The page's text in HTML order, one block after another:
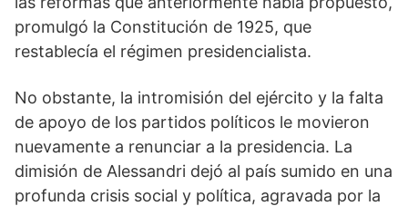
promulgó la Constitución de 1925, que
restablecía el régimen presidencialista.
No obstante, la intromisión del ejército y la falta
de apoyo de los partidos políticos le movieron
nuevamente a renunciar a la presidencia. La
dimisión de Alessandri dejó al país sumido en una
profunda crisis social y política, agravada por la